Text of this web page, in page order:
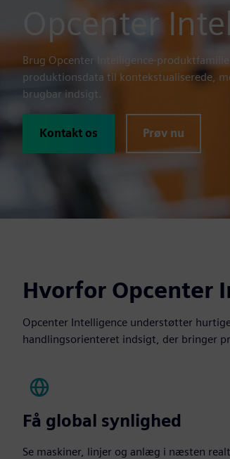
Opcenter
Brug Opcenter Intelligence-
produktionsdata til kontekstualiserede,
brugbar indsigt.
Kontakt os Prøv nu
Hvorfor Opcenter
Opcenter Intelligence understøtter
handlingsorienteret indsigt, der bringer
Få global synlighed
Se maskiner, linjer og anlæg i næsten